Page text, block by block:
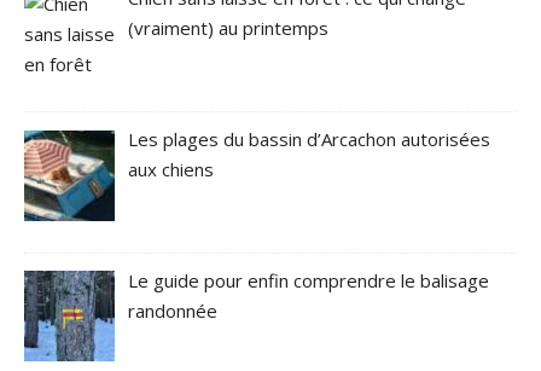
(vraiment) au printemps
Les plages du bassin d’Arcachon autorisées
aux chiens
Le guide pour enfin comprendre le balisage
randonnée